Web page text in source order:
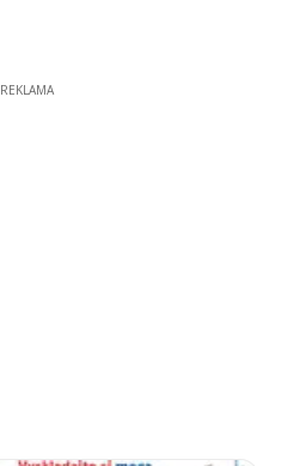
REKLAMA